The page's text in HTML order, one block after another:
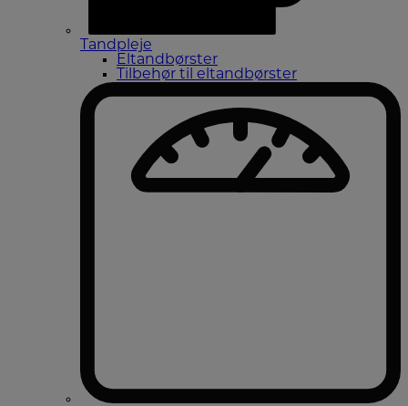
Tandpleje
Eltandbørster
Tilbehør til eltandbørster